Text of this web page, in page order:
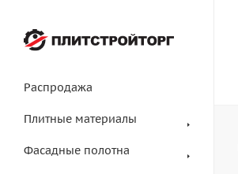
Распродажа
Плитные материалы
Фасадные полотна